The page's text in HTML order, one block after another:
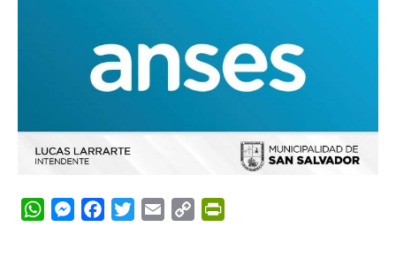
WhatsApp
Messenger
FacebookTwitterEmail Copy